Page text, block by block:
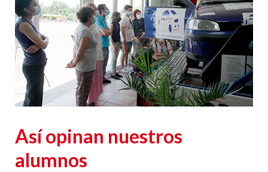
Así opinan nuestros
alumnos